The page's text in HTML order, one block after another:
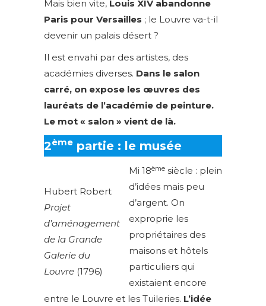
Mais bien vite, Louis XIV abandonne
Paris pour Versailles ; le Louvre va-t-il
devenir un palais désert ?
Il est envahi par des artistes, des
académies diverses. Dans le salon
carré, on expose les œuvres des
lauréats de l’académie de peinture.
Le mot « salon » vient de là.
2ème partie : le musée
Hubert Robert
Projet
d’aménagement
de la Grande
Galerie du
Louvre (1796)
Mi 18ème siècle : plein
d’idées mais peu
d’argent. On
exproprie les
propriétaires des
maisons et hôtels
particuliers qui
existaient encore
entre le Louvre et les Tuileries. L’idée